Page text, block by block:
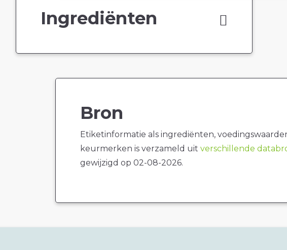
Ingrediënten
Bron
Etiketinformatie als ingrediënten,
keurmerken is verzameld uit verschillende
gewijzigd op 02-08-2026.